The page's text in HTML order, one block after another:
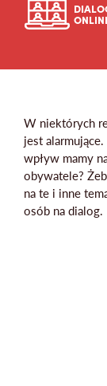
W niektórych
jest
wpływ mamy
obywatele?
na te i inne
osób na dialog.